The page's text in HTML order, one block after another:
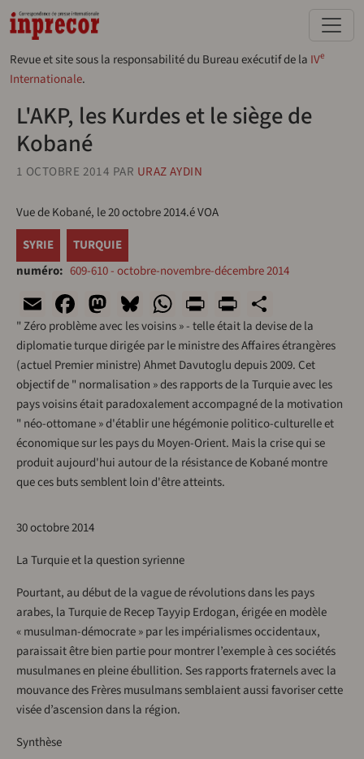
Aller au contenu principal
Revue et site sous la responsabilité du Bureau exécutif de la IVe
Internationale.
L'AKP, les Kurdes et le siège de
Kobané
1 OCTOBRE 2014 PAR URAZ AYDIN
Vue de Kobané, le 20 octobre 2014.é VOA
SYRIE
TURQUIE
numéro
609-610 - octobre-novembre-décembre 2014
EmailFacebook
Mastodon
Bluesky
WhatsApp
Print
" Zéro problème avec les voisins » - telle était la devise de la
diplomatie turque dirigée par le ministre des Affaires étrangères
(actuel Premier ministre) Ahmet Davutoglu depuis 2009. Cet
objectif de " normalisation » des rapports de la Turquie avec les
pays voisins était paradoxalement accompagné de la motivation
" néo-ottomane » d'établir une hégémonie politico-culturelle et
économique sur les pays du Moyen-Orient. Mais la crise qui se
produit aujourd'hui autour de la résistance de Kobané montre
que ces buts semblent loin d'être atteints.
30 octobre 2014
La Turquie et la question syrienne
Pourtant, au début de la vague de révolutions dans les pays
arabes, la Turquie de Recep Tayyip Erdogan, érigée en modèle
« musulman-démocrate » par les impérialismes occidentaux,
paraissait être bien partie pour montrer l’exemple à ces sociétés
musulmanes en pleine ébullition. Ses rapports fraternels avec la
mouvance des Frères musulmans semblaient aussi favoriser cette
visée d’ascension dans la région.
Synthèse